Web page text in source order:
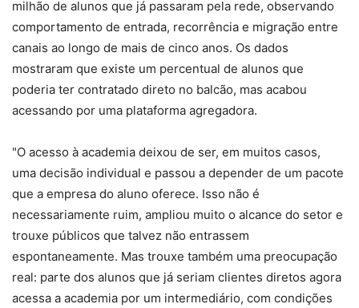
milhão de alunos que já passaram pela rede, observando
comportamento de entrada, recorrência e migração entre
canais ao longo de mais de cinco anos. Os dados
mostraram que existe um percentual de alunos que
poderia ter contratado direto no balcão, mas acabou
acessando por uma plataforma agregadora.
"O acesso à academia deixou de ser, em muitos casos,
uma decisão individual e passou a depender de um pacote
que a empresa do aluno oferece. Isso não é
necessariamente ruim, ampliou muito o alcance do setor e
trouxe públicos que talvez não entrassem
espontaneamente. Mas trouxe também uma preocupação
real: parte dos alunos que já seriam clientes diretos agora
acessa a academia por um intermediário, com condições